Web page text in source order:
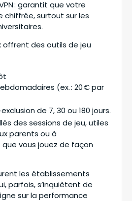
: garantit que votre
chiffrée, surtout sur les
offrent des outils de jeu
(ex. : 20 € par
de 7, 30 ou 180 jours.
des sessions de jeu, utiles
parents ou à
que vous jouez de façon
les établissements
parfois, s’inquiètent de
sur la performance